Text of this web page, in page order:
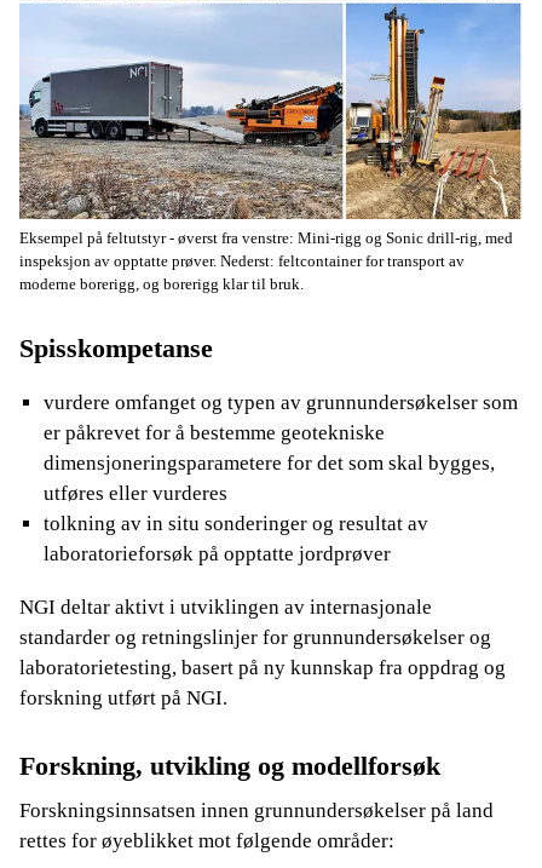
Eksempel på feltutstyr - øverst fra venstre: Mini-rigg og Sonic drill-rig, med
inspeksjon av opptatte prøver. Nederst: feltcontainer for transport av
moderne borerigg, og borerigg klar til bruk.
Spisskompetanse
vurdere omfanget og typen av grunnundersøkelser som
er påkrevet for å bestemme geotekniske
dimensjoneringsparametere for det som skal bygges,
utføres eller vurderes
tolkning av in situ sonderinger og resultat av
laboratorieforsøk på opptatte jordprøver
NGI deltar aktivt i utviklingen av internasjonale
standarder og retningslinjer for grunnundersøkelser og
laboratorietesting, basert på ny kunnskap fra oppdrag og
forskning utført på NGI.
Forskning, utvikling og modellforsøk
Forskningsinnsatsen innen grunnundersøkelser på land
rettes for øyeblikket mot følgende områder: